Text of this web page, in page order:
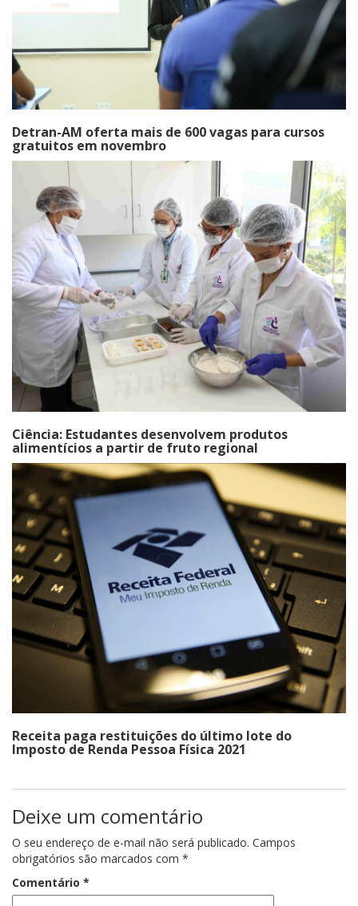
Detran-AM oferta mais de 600 vagas para cursos
gratuitos em novembro
Ciência: Estudantes desenvolvem produtos
alimentícios a partir de fruto regional
Receita paga restituições do último lote do
Imposto de Renda Pessoa Física 2021
Deixe um comentário
O seu endereço de e-mail não será publicado. Campos
obrigatórios são marcados com *
Comentário *